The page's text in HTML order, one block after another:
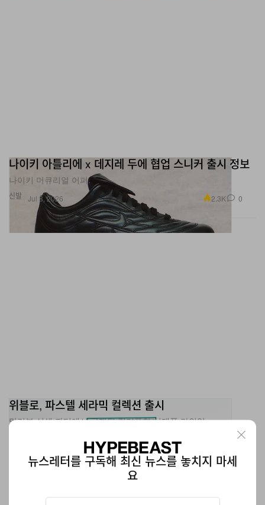
신발
나이키 머큐리얼 어퍼.
Jul 8, 2026
말리부 선셋 파티에서 공개된 컬러풀한 신제품 라인업.
Jul 8, 2026 621 0
뉴스레터를 구독해 최신 뉴스를 놓치지 마세
요